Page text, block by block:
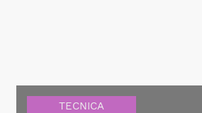
TECNICA